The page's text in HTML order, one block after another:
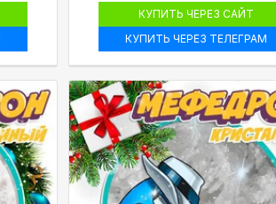
КУПИТЬ ЧЕРЕЗ САЙТ
КУПИТЬ ЧЕРЕЗ ТЕЛЕГРАМ